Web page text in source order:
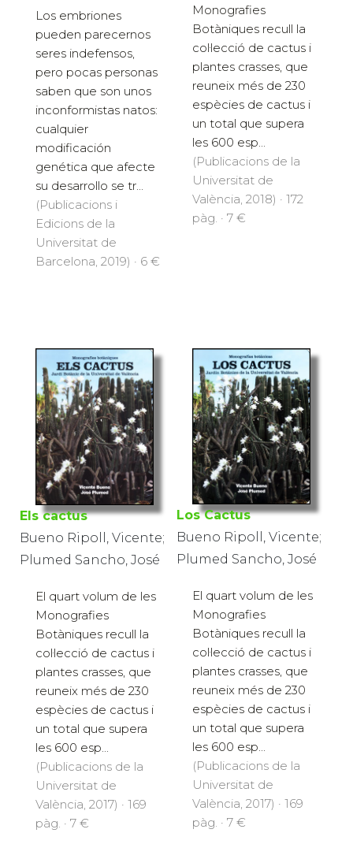
Los embriones
pueden parecernos
seres indefensos,
pero pocas personas
saben que son unos
inconformistas natos:
cualquier
modificación
genética que afecte
su desarrollo se tr...
(Publicacions i
Edicions de la
Universitat de
Barcelona, 2019) · 6 €
Monografies
Botàniques recull la
col·lecció de cactus i
plantes crasses, que
reuneix més de 230
espècies de cactus i
un total que supera
les 600 esp...
(Publicacions de la
Universitat de
València, 2018) · 172
pàg. · 7 €
Els cactus
Bueno Ripoll, Vicente;
Plumed Sancho, José
El quart volum de les
Monografies
Botàniques recull la
col·lecció de cactus i
plantes crasses, que
reuneix més de 230
espècies de cactus i
un total que supera
les 600 esp...
(Publicacions de la
Universitat de
València, 2017) · 169
pàg. · 7 €
Los Cactus
Bueno Ripoll, Vicente;
Plumed Sancho, José
El quart volum de les
Monografies
Botàniques recull la
col·lecció de cactus i
plantes crasses, que
reuneix més de 230
espècies de cactus i
un total que supera
les 600 esp...
(Publicacions de la
Universitat de
València, 2017) · 169
pàg. · 7 €